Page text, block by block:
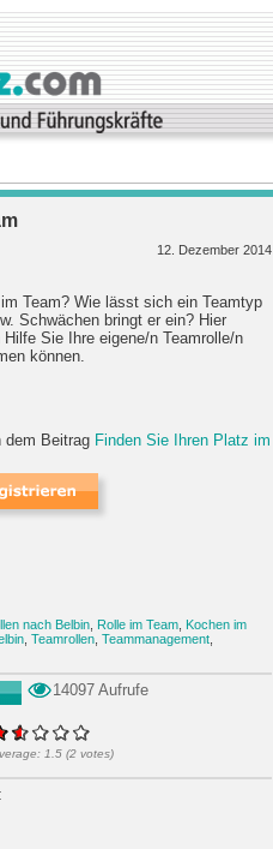
12. Dezember 2014
Team? Wie lässt sich ein Teamtyp
Schwächen bringt er ein? Hier
Sie Ihre eigene/n Teamrolle/n
können.
dem Beitrag Finden Sie Ihren Platz im
nach Belbin Rolle im Team Kochen im
Teamrollen Teammanagement
14097 Aufrufe
1.5 (2 votes)